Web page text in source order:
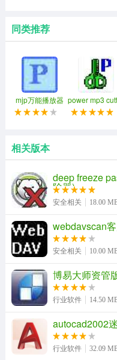
ultraiso
它可以直接编辑iso文
从cd-rom制作光盘映
件。同时，你也可以处
引导光盘。使用
光碟。它可从cd-rom制
盘、网络磁盘文件制作
取文件或文件夹
neroburningrom、
像文件），可制作可启
现目录不能打开错误。
要的光碟，新版还拥有
高效，及超强还原功能
iso文件不被损坏。此外
盘映像中直接提取文
文件和目录，甚至可以
同类推荐
mjp万能播放器 power mp3
相关版本
deep freeze
除器)
安全相关 18.00
webdavscan
安全相关 10.00
博易大师资管
行业软件 14.50
autocad2002
行业软件 32.09